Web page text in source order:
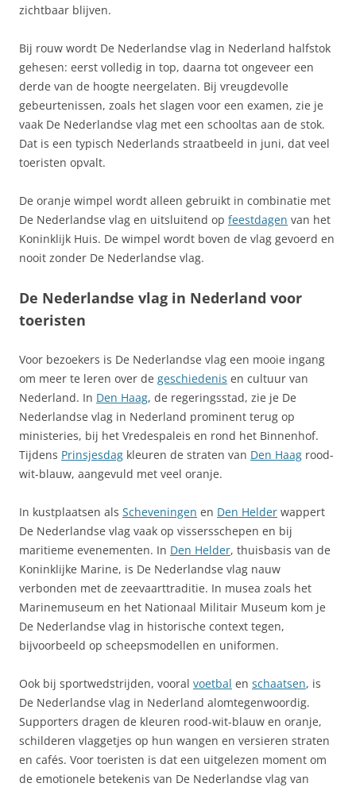
zichtbaar blijven.
Bij rouw wordt De Nederlandse vlag in Nederland halfstok
gehesen: eerst volledig in top, daarna tot ongeveer een
derde van de hoogte neergelaten. Bij vreugdevolle
gebeurtenissen, zoals het slagen voor een examen, zie je
vaak De Nederlandse vlag met een schooltas aan de stok.
Dat is een typisch Nederlands straatbeeld in juni, dat veel
toeristen opvalt.
De oranje wimpel wordt alleen gebruikt in combinatie met
De Nederlandse vlag en uitsluitend op feestdagen van het
Koninklijk Huis. De wimpel wordt boven de vlag gevoerd en
nooit zonder De Nederlandse vlag.
De Nederlandse vlag in Nederland voor
toeristen
Voor bezoekers is De Nederlandse vlag een mooie ingang
om meer te leren over de geschiedenis en cultuur van
Nederland. In Den Haag, de regeringsstad, zie je De
Nederlandse vlag in Nederland prominent terug op
ministeries, bij het Vredespaleis en rond het Binnenhof.
Tijdens Prinsjesdag kleuren de straten van Den Haag rood-
wit-blauw, aangevuld met veel oranje.
In kustplaatsen als Scheveningen en Den Helder wappert
De Nederlandse vlag vaak op vissersschepen en bij
maritieme evenementen. In Den Helder, thuisbasis van de
Koninklijke Marine, is De Nederlandse vlag nauw
verbonden met de zeevaarttraditie. In musea zoals het
Marinemuseum en het Nationaal Militair Museum kom je
De Nederlandse vlag in historische context tegen,
bijvoorbeeld op scheepsmodellen en uniformen.
Ook bij sportwedstrijden, vooral voetbal en schaatsen, is
De Nederlandse vlag in Nederland alomtegenwoordig.
Supporters dragen de kleuren rood-wit-blauw en oranje,
schilderen vlaggetjes op hun wangen en versieren straten
en cafés. Voor toeristen is dat een uitgelezen moment om
de emotionele betekenis van De Nederlandse vlag van